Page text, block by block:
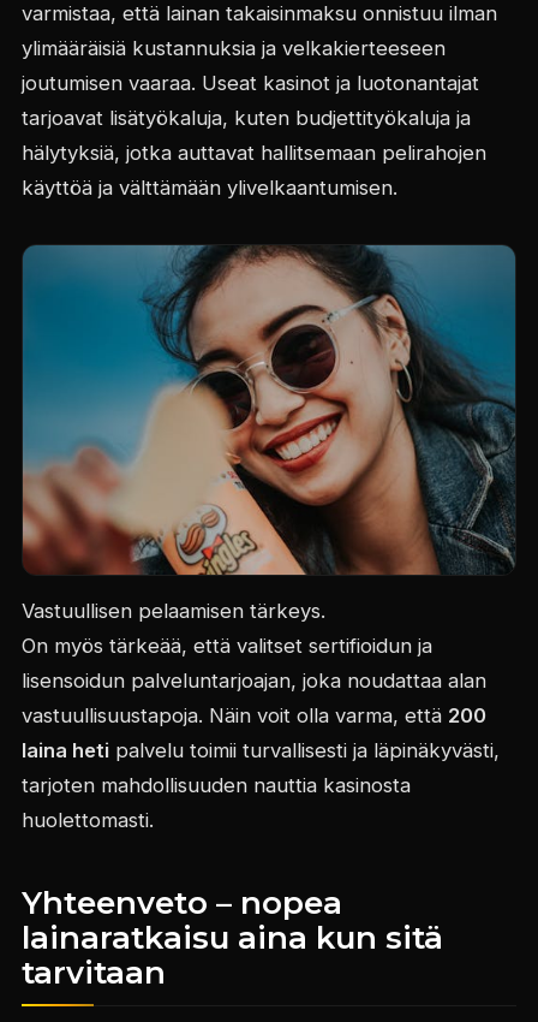
varmistaa, että lainan takaisinmaksu onnistuu ilman
ylimääräisiä kustannuksia ja velkakierteeseen
joutumisen vaaraa. Useat kasinot ja luotonantajat
tarjoavat lisätyökaluja, kuten budjettityökaluja ja
hälytyksiä, jotka auttavat hallitsemaan pelirahojen
käyttöä ja välttämään ylivelkaantumisen.
Vastuullisen pelaamisen tärkeys.
On myös tärkeää, että valitset sertifioidun ja
lisensoidun palveluntarjoajan, joka noudattaa alan
vastuullisuustapoja. Näin voit olla varma, että 200
laina hetipalvelu toimii turvallisesti ja läpinäkyvästi,
tarjoten mahdollisuuden nauttia kasinosta
huolettomasti.
Yhteenveto – nopea
lainaratkaisu aina kun sitä
tarvitaan